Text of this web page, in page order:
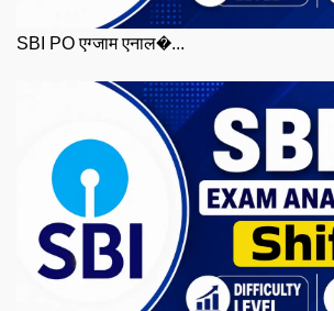
SBI PO एग्जाम एनाल�...